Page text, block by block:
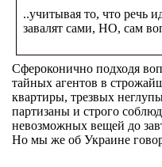
..учитывая то, что речь
завалят сами, НО, сам
Сфероконично подходя
тайных агентов в
квартиры, трезвых
партизаны и строго
невозможных вещей до
Но мы же об Украине